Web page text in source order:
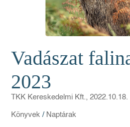
Vadászat
2023
TKK Kereskedelmi Kft., 2022.10.18.
Könyvek / Naptárak